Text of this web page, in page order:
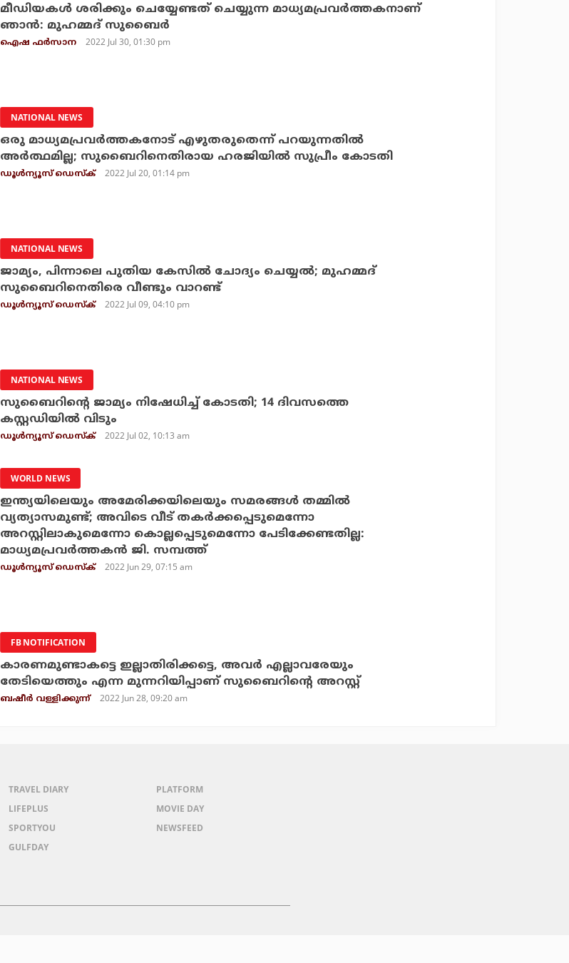
മീഡിയകള്‍ ശരിക്കും ചെയ്യേണ്ടത് ചെയ്യുന്ന മാധ്യമപ്രവര്‍ത്തകനാണ്
ഞാന്‍: മുഹമ്മദ് സുബൈര്‍
ഐഷ ഫർസാന 2022 Jul 30, 01:30 pm
NATIONAL NEWS
ഒരു മാധ്യമപ്രവര്‍ത്തകനോട് എഴുതരുതെന്ന് പറയുന്നതില്‍
അര്‍ത്ഥമില്ല; സുബൈറിനെതിരായ ഹരജിയില്‍ സുപ്രീം കോടതി
ഡൂള്‍ന്യൂസ് ഡെസ്‌ക് 2022 Jul 20, 01:14 pm
NATIONAL NEWS
ജാമ്യം, പിന്നാലെ പുതിയ കേസില്‍ ചോദ്യം ചെയ്യല്‍; മുഹമ്മദ്
സുബൈറിനെതിരെ വീണ്ടും വാറണ്ട്
ഡൂള്‍ന്യൂസ് ഡെസ്‌ക് 2022 Jul 09, 04:10 pm
NATIONAL NEWS
സുബൈറിന്റെ ജാമ്യം നിഷേധിച്ച് കോടതി; 14 ദിവസത്തെ
കസ്റ്റഡിയില്‍ വിടും
ഡൂള്‍ന്യൂസ് ഡെസ്‌ക് 2022 Jul 02, 10:13 am
WORLD NEWS
ഇന്ത്യയിലെയും അമേരിക്കയിലെയും സമരങ്ങള്‍ തമ്മില്‍
വ്യത്യാസമുണ്ട്; അവിടെ വീട് തകര്‍ക്കപ്പെടുമെന്നോ
അറസ്റ്റിലാകുമെന്നോ കൊല്ലപ്പെടുമെന്നോ പേടിക്കേണ്ടതില്ല:
മാധ്യമപ്രവര്‍ത്തകന്‍ ജി. സമ്പത്ത്
ഡൂള്‍ന്യൂസ് ഡെസ്‌ക് 2022 Jun 29, 07:15 am
FB NOTIFICATION
കാരണമുണ്ടാകട്ടെ ഇല്ലാതിരിക്കട്ടെ, അവര്‍ എല്ലാവരേയും
തേടിയെത്തും എന്ന മുന്നറിയിപ്പാണ് സുബൈറിന്റെ അറസ്റ്റ്
ബഷീര്‍ വള്ളിക്കുന്ന് 2022 Jun 28, 09:20 am
TRAVEL DIARY
LIFEPLUS
SPORTYOU
GULFDAY
PLATFORM
MOVIE DAY
NEWSFEED